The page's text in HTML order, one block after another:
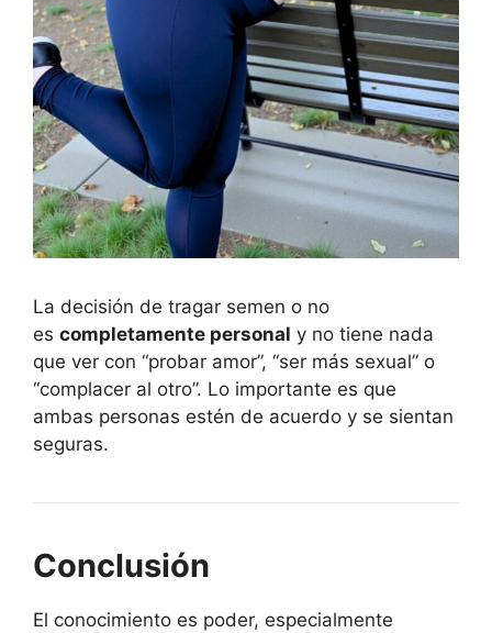
La decisión de tragar semen o no
es completamente personal y no tiene nada
que ver con “probar amor”, “ser más sexual” o
“complacer al otro”. Lo importante es que
ambas personas estén de acuerdo y se sientan
seguras.
Conclusión
El conocimiento es poder, especialmente